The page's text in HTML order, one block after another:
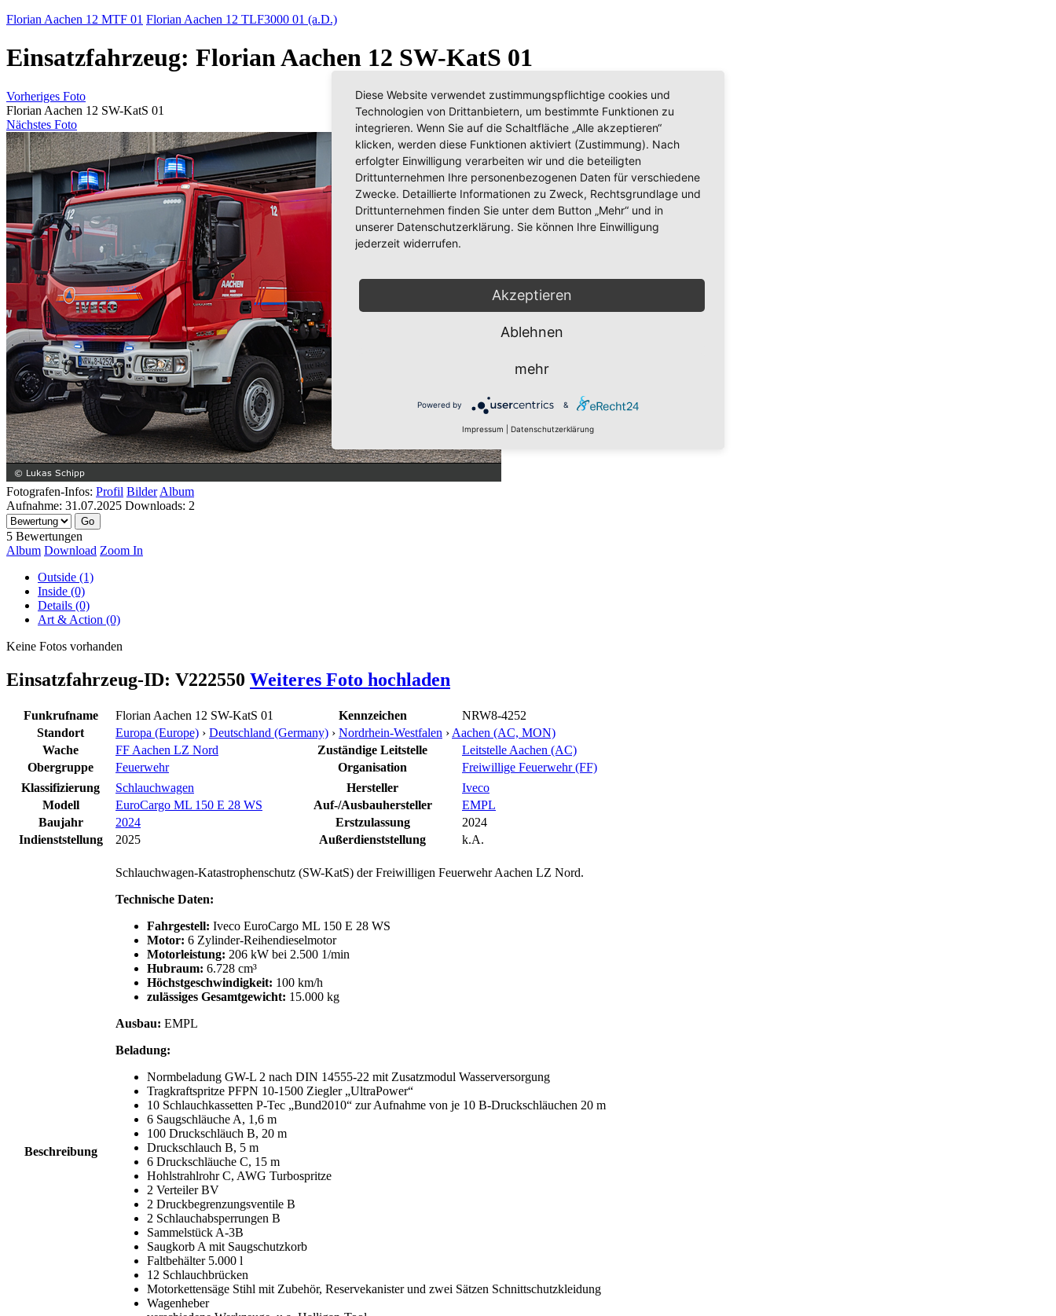
Florian Aachen 12 MTF 01 Florian Aachen 12 TLF3000 01 (a.D.)
Einsatzfahrzeug: Florian Aachen 12 SW-KatS 01
Vorheriges Foto
Florian Aachen 12 SW-KatS 01
Nächstes Foto
Fotografen-Infos: Profil Bilder Album
Aufnahme: 31.07.2025 Downloads: 2
5 Bewertungen
Album Download Zoom In
Outside (1)
Inside (0)
Details (0)
Art & Action (0)
Keine Fotos vorhanden
Einsatzfahrzeug-ID: V222550 Weiteres Foto hochladen
Funkrufname Florian Aachen 12 SW-KatS 01 Kennzeichen
NRW8-4252
Standort
Europa (Europe) › Deutschland (Germany) › Nordrhein-Westfalen › Aachen (AC, MON)
Wache
FF Aachen LZ Nord Zuständige Leitstelle
Leitstelle Aachen (AC)
Obergruppe
Feuerwehr Organisation
Freiwillige Feuerwehr (FF)
Klassifizierung
Schlauchwagen Hersteller
Iveco
Modell
EuroCargo ML 150 E 28 WS Auf-/Ausbauhersteller
EMPL
Baujahr
2024 Erstzulassung
2024
Indienststellung
2025 Außerdienststellung k.A.
Beschreibung
Schlauchwagen-Katastrophenschutz (SW-KatS) der Freiwilligen Feuerwehr Aachen LZ Nord.
Technische Daten:
Fahrgestell: Iveco EuroCargo ML 150 E 28 WS
Motor: 6 Zylinder-Reihendieselmotor
Motorleistung: 206 kW bei 2.500 1/min
Hubraum: 6.728 cm³
Höchstgeschwindigkeit: 100 km/h
zulässiges Gesamtgewicht: 15.000 kg
Ausbau: EMPL
Beladung:
Normbeladung GW-L 2 nach DIN 14555-22 mit Zusatzmodul Wasserversorgung
Tragkraftspritze PFPN 10-1500 Ziegler „UltraPower“
10 Schlauchkassetten P-Tec „Bund2010“ zur Aufnahme von je 10 B-Druckschläuchen 20 m
6 Saugschläuche A, 1,6 m
100 Druckschläuch B, 20 m
Druckschlauch B, 5 m
6 Druckschläuche C, 15 m
Hohlstrahlrohr C, AWG Turbospritze
2 Verteiler BV
2 Druckbegrenzungsventile B
2 Schlauchabsperrungen B
Sammelstück A-3B
Saugkorb A mit Saugschutzkorb
Faltbehälter 5.000 l
12 Schlauchbrücken
Motorkettensäge Stihl mit Zubehör, Reservekanister und zwei Sätzen Schnittschutzkleidung
Wagenheber
Diese Website verwendet zustimmungspflichtige cookies und
Technologien von Drittanbietern, um bestimmte Funktionen zu
integrieren. Wenn Sie auf die Schaltfläche „Alle akzeptieren“
klicken, werden diese Funktionen aktiviert (Zustimmung). Nach
erfolgter Einwilligung verarbeiten wir und die beteiligten
Drittunternehmen Ihre personenbezogenen Daten für verschiedene
Zwecke. Detaillierte Informationen zu Zweck, Rechtsgrundlage und
Drittunternehmen finden Sie unter dem Button „Mehr“ und in
unserer Datenschutzerklärung. Sie können Ihre Einwilligung
jederzeit widerrufen.
Akzeptieren
Ablehnen
mehr
Powered by &
Impressum Datenschutzerklärung